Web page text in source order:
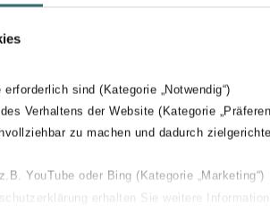
sind (Kategorie „Notwendig“)
Verhaltens der Website (Kategorie
zu machen und dadurch
YouTube oder Bing (Kategorie „Marketing“)
erhalten Sie weitere